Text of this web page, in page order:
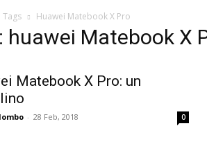
Tags Huawei Matebook X Pro
huawei Matebook X
Matebook X Pro: un
- 28 Feb, 2018 0